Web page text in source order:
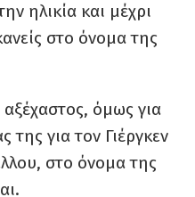
ηλικία και μέχρι
στο όνομα της
όμως για
της για τον Γιέργκεν
στο όνομα της